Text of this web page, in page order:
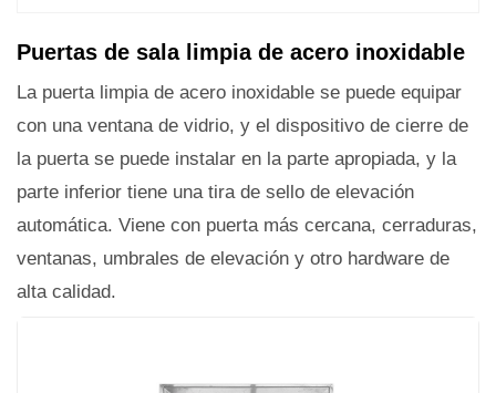
Puertas de sala limpia de acero inoxidable
La puerta limpia de acero inoxidable se puede equipar
con una ventana de vidrio, y el dispositivo de cierre de
la puerta se puede instalar en la parte apropiada, y la
parte inferior tiene una tira de sello de elevación
automática. Viene con puerta más cercana, cerraduras,
ventanas, umbrales de elevación y otro hardware de
alta calidad.